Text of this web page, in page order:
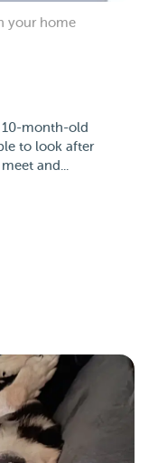
your home
month-old
to look after
and...